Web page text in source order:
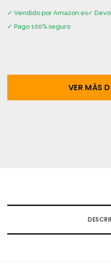
✓ Vendido por Amazon.es✓
✓ Pago 100% seguro
VER MÁS